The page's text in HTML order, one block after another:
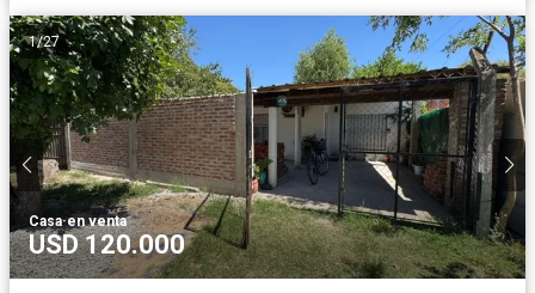
1/27
Casa·en venta
USD 120.000